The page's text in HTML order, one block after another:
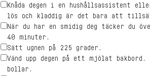
Knåda degen i en hushållsassistent
lös och kladdig är det bara att
När du har en smidig deg täcker du
40 minuter.
Sätt ugnen på 225 grader.
Vänd upp degen på ett mjölat
bollar.